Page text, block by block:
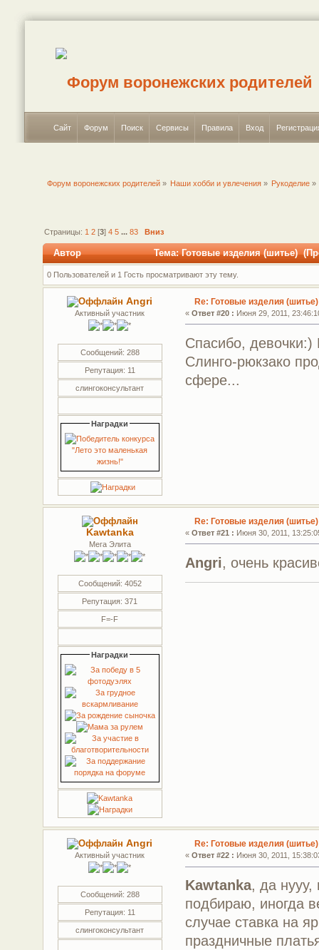
Сайт Форум Поиск Сервисы Правила Вход
Форум воронежских родителей» Наши хобби и увлечения » Рукоделие »
Страницы: 1 2[3] 4 5 ... 83 Вниз
Автор Тема: Готовые изделия (шитье)
0 Пользователей и 1 Гость просматривают эту тему.
Angri
Активный участник
Сообщений: 288
Репутация: 11
слингоконсультант
Наградки
Re: Готовые изделия (шитье)
«Ответ #20 : Июня 29, 2011,
Спасибо,
Слинго-рюкзако
сфере...
Kawtanka
Мега Элита
Сообщений: 4052
Репутация: 371
F=-F
Наградки
Re: Готовые изделия (шитье)
«Ответ #21 : Июня 30, 2011,
Angri, очень
Angri
Активный участник
Сообщений: 288
Репутация: 11
слингоконсультант
Re: Готовые изделия (шитье)
«Ответ #22 : Июня 30, 2011,
Kawtanka, да нууу,
подбираю, иногда
случае ставка на
праздничные